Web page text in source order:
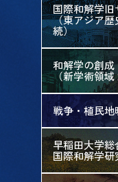
国際和解学旧
（東アジア
続）
和解学の創成
（新学術領域
戦争・植民
早稲田大学
国際和解学研